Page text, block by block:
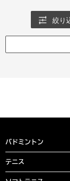
絞り
バドミントン
テニス